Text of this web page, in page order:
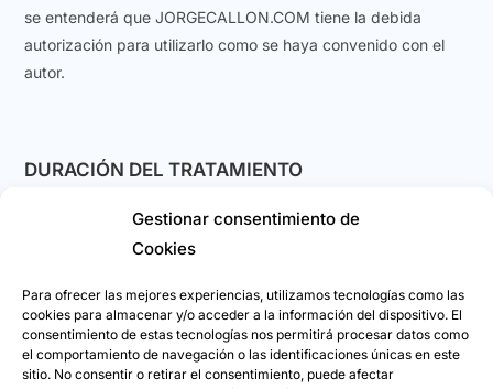
Gestionar consentimiento de
Cookies
Para ofrecer las mejores experiencias, utilizamos tecnologías como las
cookies para almacenar y/o acceder a la información del dispositivo. El
consentimiento de estas tecnologías nos permitirá procesar datos como
el comportamiento de navegación o las identificaciones únicas en este
sitio. No consentir o retirar el consentimiento, puede afectar
se entenderá que JORGECALLON.COM tiene la debida
autorización para utilizarlo como se haya convenido con el
autor.
DURACIÓN DEL TRATAMIENTO
En el caso de los datos personales suministrados para
facturación y compra de productos o servicios, serán
En el caso de los datos personales suministrados para
boletines comerciales electrónicos y comentarios en el blog,
será por el tiempo que el titular de los datos desee